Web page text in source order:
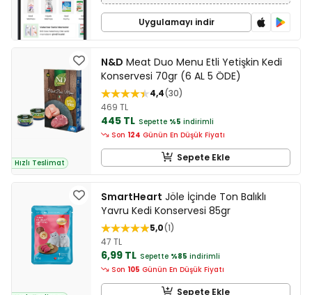
Uygulamayı indir
Hızlı Teslimat
N&D Meat Duo Menu Etli Yetişkin Kedi
Konservesi 70gr (6 AL 5 ÖDE)
4,4 30
469 TL
445 TL Sepette %5 indirimli
Son 124 Günün En Düşük Fiyatı
Sepete Ekle
SmartHeart Jöle İçinde Ton Balıklı
Yavru Kedi Konservesi 85gr
5,0 1
47 TL
6,99 TL Sepette %85 indirimli
Son 105 Günün En Düşük Fiyatı
Sepete Ekle